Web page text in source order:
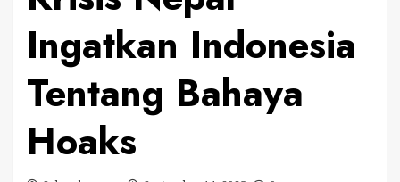
Ingatkan Indonesia
Tentang Bahaya
Hoaks